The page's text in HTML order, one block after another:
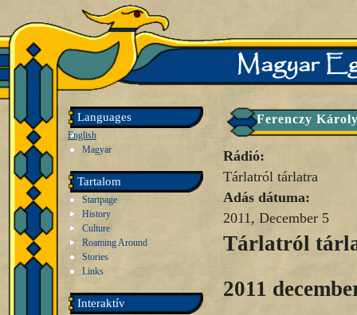
Languages
English
Magyar
Tartalom
Startpage
History
Culture
Roaming Around
Stories
Links
Interaktív
Ferenczy
Rádió:
Tárlatról tárlatra
Adás dátuma:
2011, December 5
Tárlatról
2011